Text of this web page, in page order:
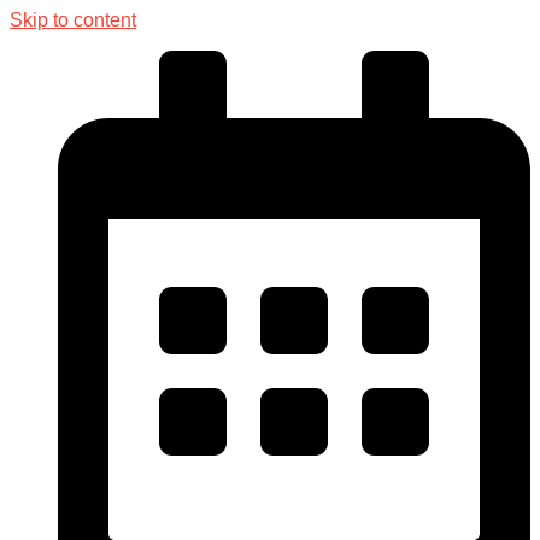
Skip to content